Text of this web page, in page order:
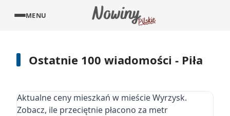
MENU
Ostatnie 100 wiadomości - Piła
Aktualne ceny mieszkań w mieście Wyrzysk.
Zobacz, ile przeciętnie płacono za metr